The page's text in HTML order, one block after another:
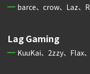
barce、crow、Laz、
Lag Gaming
KuuKai、2zzy、Flax